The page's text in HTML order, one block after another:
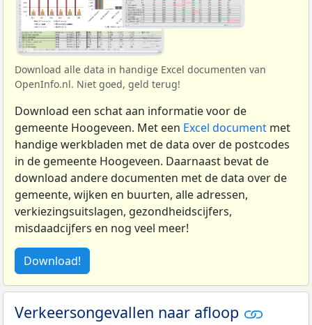
Download alle data in handige Excel documenten van
OpenInfo.nl. Niet goed, geld terug!
Download een schat aan informatie voor de
gemeente Hoogeveen. Met een Excel document met
handige werkbladen met de data over de postcodes
in de gemeente Hoogeveen. Daarnaast bevat de
download andere documenten met de data over de
gemeente, wijken en buurten, alle adressen,
verkiezingsuitslagen, gezondheidscijfers,
misdaadcijfers en nog veel meer!
Download!
Verkeersongevallen naar afloop